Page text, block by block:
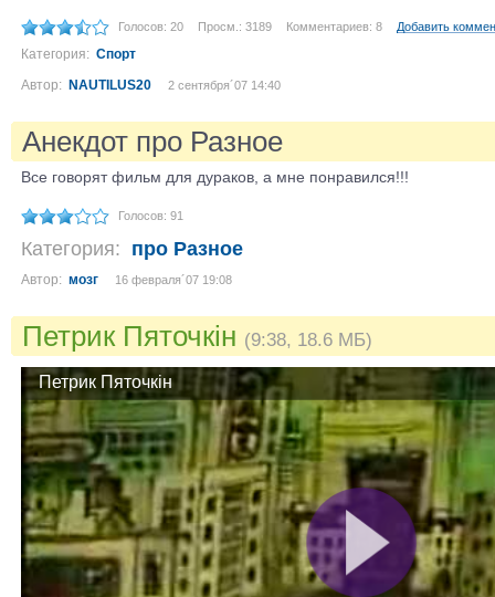
Голосов: 20 Просм.: 3189 Комментариев: 8 Добавить
Категория: Спорт
Автор: NAUTILUS20 2 сентября´07 14:40
Анекдот про Разное
Все говорят фильм для дураков, а мне понравился!!!
Голосов: 91
Категория: про Разное
Автор: мозг 16 февраля´07 19:08
Петрик Пяточкін (9:38, 18.6 МБ)
Петрик Пяточкін